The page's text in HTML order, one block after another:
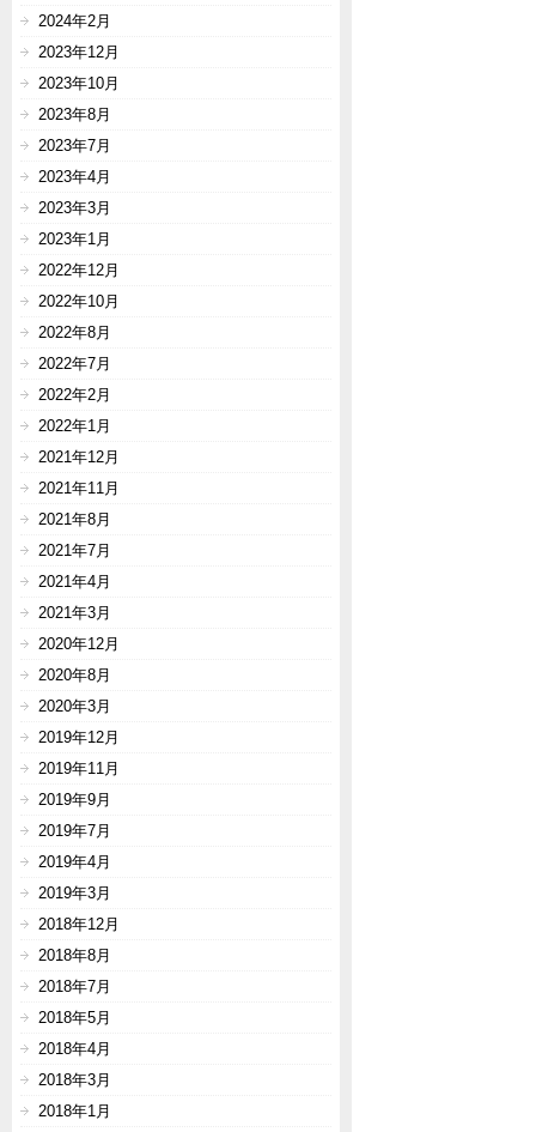
2024年2月
2023年12月
2023年10月
2023年8月
2023年7月
2023年4月
2023年3月
2023年1月
2022年12月
2022年10月
2022年8月
2022年7月
2022年2月
2022年1月
2021年12月
2021年11月
2021年8月
2021年7月
2021年4月
2021年3月
2020年12月
2020年8月
2020年3月
2019年12月
2019年11月
2019年9月
2019年7月
2019年4月
2019年3月
2018年12月
2018年8月
2018年7月
2018年5月
2018年4月
2018年3月
2018年1月